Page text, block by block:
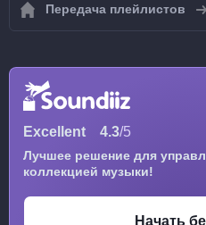
Передача плейлистов
Excellent 4.3/5
Лучшее решение для
коллекцией музыки!
Начать